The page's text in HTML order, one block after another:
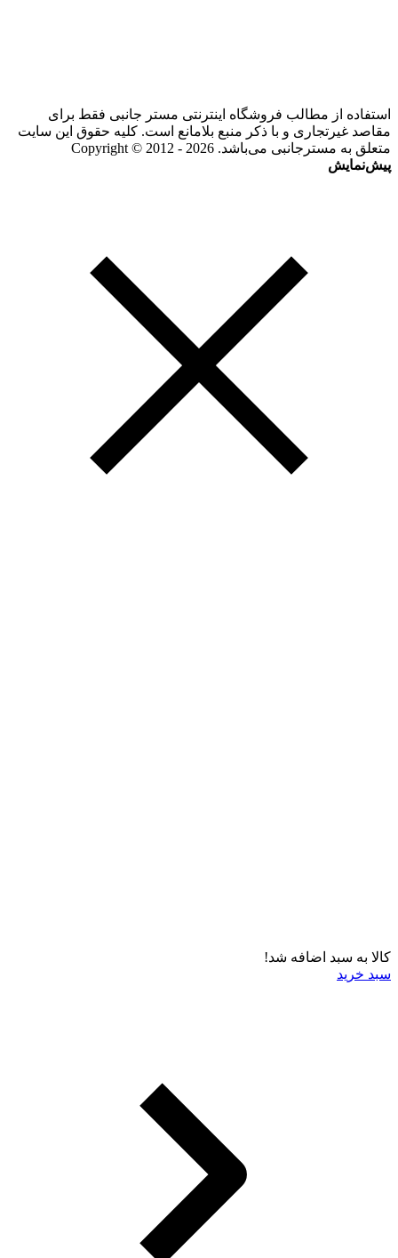
استفاده از مطالب فروشگاه اینترنتی مستر جانبی فقط برای
مقاصد غیرتجاری و با ذکر منبع بلامانع است. کلیه حقوق این سایت
متعلق به مسترجانبی می‌باشد. Copyright © 2012 - 2026
پیش‌نمایش
کالا به سبد اضافه شد!
سبد خرید